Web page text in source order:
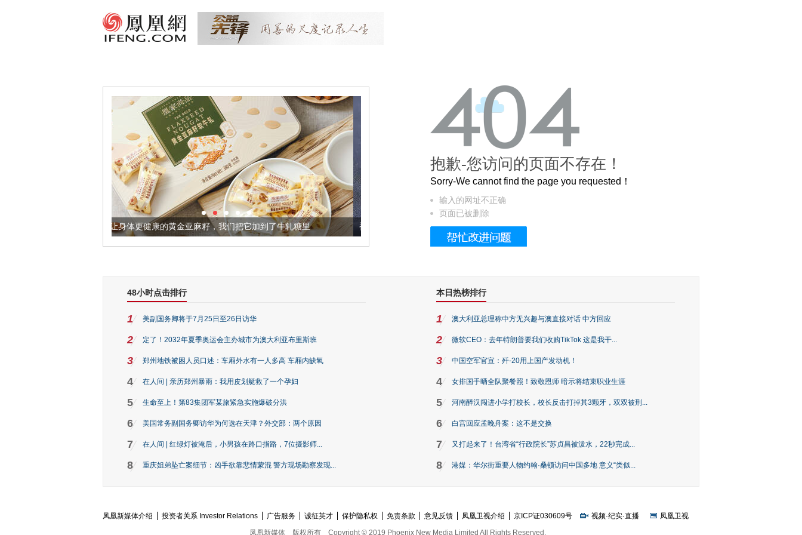
让身体更健康的黄金亚麻籽，我们把它加到了牛轧糖里 被列入佛家七宝的它到底有多美？
抱歉-您访问的页面不存在！
Sorry-We cannot find the page you requested！
输入的网址不正确
页面已被删除
48小时点击排行
1 美副国务卿将于7月25日至26日访华
2 定了！2032年夏季奥运会主办城市为澳大利亚布里斯班
3 郑州地铁被困人员口述：车厢外水有一人多高 车厢内缺氧
4 在人间 | 亲历郑州暴雨：我用皮划艇救了一个孕妇
5 生命至上！第83集团军某旅紧急实施爆破分洪
6 美国常务副国务卿访华为何选在天津？外交部：两个原因
7 在人间 | 红绿灯被淹后，小男孩在路口指路，7位摄影师...
8 重庆姐弟坠亡案细节：凶手欲靠悲情蒙混 警方现场勘察发现...
本日热榜排行
1 澳大利亚总理称中方无兴趣与澳直接对话 中方回应
2 微软CEO：去年特朗普要我们收购TikTok 这是我干...
3 中国空军官宣：歼-20用上国产发动机！
4 女排国手晒全队聚餐照！致敬恩师 暗示将结束职业生涯
5 河南醉汉闯进小学打校长，校长反击打掉其3颗牙，双双被刑...
6 白宫回应孟晚舟案：这不是交换
7 又打起来了！台湾省“行政院长”苏贞昌被泼水，22秒完成...
8 港媒：华尔街重要人物约翰·桑顿访问中国多地 意义“类似...
凤凰新媒体介绍 投资者关系 Investor Relations 广告服务 诚征英才 保护隐私权 免责条款 意见反馈 凤凰卫视介绍 京ICP证030609号 视频·纪实·直播
凤凰卫视
凤凰新媒体
版权所有 Copyright © 2019 Phoenix New Media Limited All Rights Reserved.